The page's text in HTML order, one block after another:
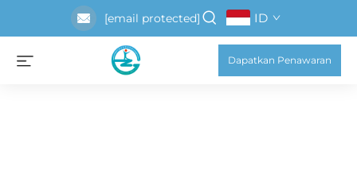
[email protected] ID
Dapatkan Penawaran